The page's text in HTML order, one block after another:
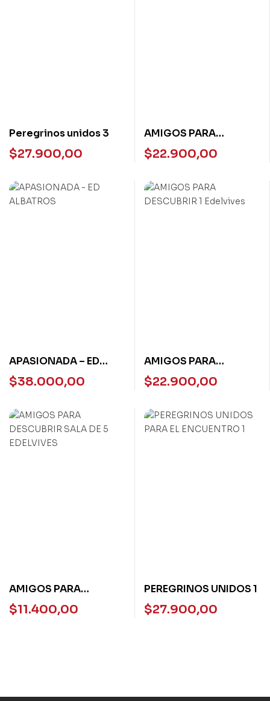
Peregrinos unidos 3
$27.900,00
AMIGOS PARA
DESCUBRIR 2 Edelvives
$22.900,00
APASIONADA – ED
ALBATROS
$38.000,00
AMIGOS PARA
DESCUBRIR 1 Edelvives
$22.900,00
AMIGOS PARA
DESCUBRIR SALA DE 5
EDELVIVES
$11.400,00
PEREGRINOS UNIDOS 1
$27.900,00